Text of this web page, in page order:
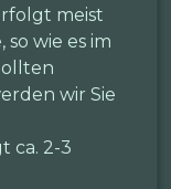
meist
wie es im
wir Sie
ca. 2-3